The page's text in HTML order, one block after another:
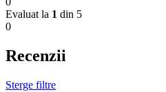
Evaluat la 1 din 5
0
Recenzii
Sterge filtre